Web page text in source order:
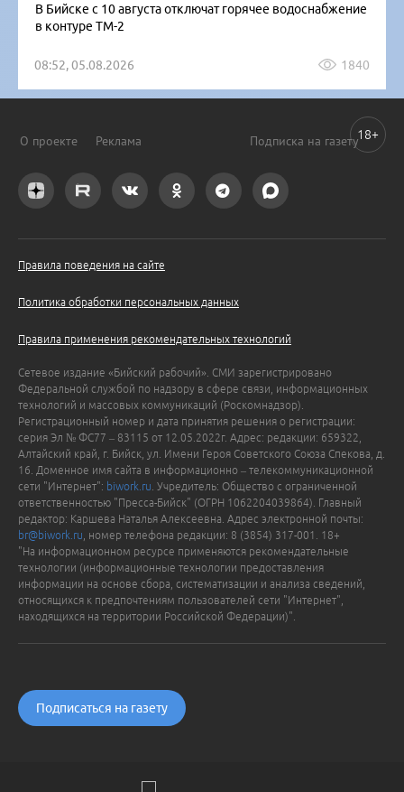
В Бийске с 10 августа отключат горячее водоснабжение
в контуре ТМ-2
08:52, 05.08.2026 1840
О проекте Реклама Подписка на газету
Правила поведения на сайте
Политика обработки персональных данных
Правила применения рекомендательных технологий
Сетевое издание «Бийский рабочий». СМИ зарегистрировано
Федеральной службой по надзору в сфере связи, информационных
технологий и массовых коммуникаций (Роскомнадзор).
Регистрационный номер и дата принятия решения о регистрации:
серия Эл № ФС77 – 83115 от 12.05.2022г. Адрес: редакции: 659322,
Алтайский край, г. Бийск, ул. Имени Героя Советского Союза Спекова, д.
16. Доменное имя сайта в информационно – телекоммуникационной
сети "Интернет": biwork.ru . Учредитель: Общество с ограниченной
ответственностью "Пресса-Бийск" (ОГРН 1062204039864). Главный
редактор: Каршева Наталья Алексеевна. Адрес электронной почты:
br@biwork.ru , номер телефона редакции: 8 (3854) 317-001. 18+
"На информационном ресурсе применяются рекомендательные
технологии (информационные технологии предоставления
информации на основе сбора, систематизации и анализа сведений,
относящихся к предпочтениям пользователей сети "Интернет",
находящихся на территории Российской Федерации)".
Подписаться на газету
18+